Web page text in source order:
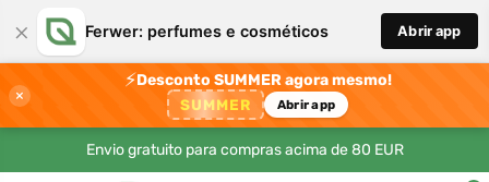
× Ferwer: perfumes e cosméticos Abrir app
×
⚡Desconto SUMMER agora mesmo!
SUMMER Abrir app
Envio gratuito para compras acima de 80 EUR